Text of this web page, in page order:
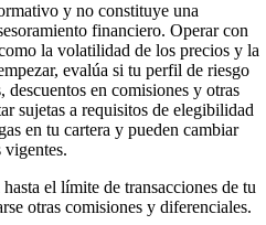
y no constituye una
financiero. Operar con
la volatilidad de los precios y la
evalúa si tu perfil de riesgo
descuentos en comisiones y otras
sujetas a requisitos de elegibilidad
en tu cartera y pueden cambiar
el límite de transacciones de tu
otras comisiones y diferenciales.